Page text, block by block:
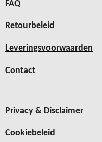
FAQ
Retourbeleid
Leveringsvoorwaarden
Contact
Privacy & Disclaimer
Cookiebeleid